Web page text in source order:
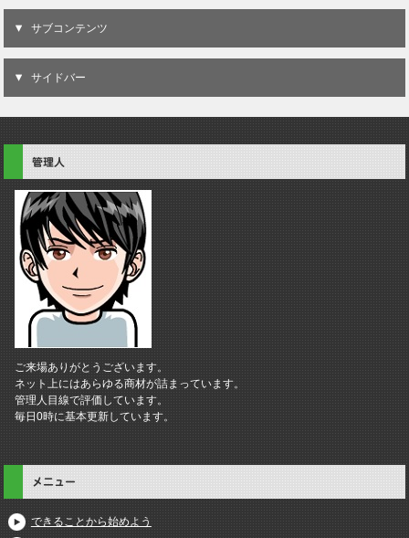
サブコンテンツ
サイドバー
管理人
ご来場ありがとうございます。
ネット上にはあらゆる商材が詰まっています。
管理人目線で評価しています。
毎日0時に基本更新しています。
メニュー
できることから始めよう